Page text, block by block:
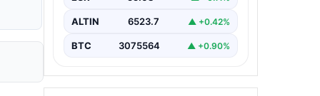
Karyemez köyleri arasında bulunan
belirlenemeyen bir nedenle…
ALTIN 6523.7 ▲ +0.42%
BTC 3075564 ▲ +0.90%